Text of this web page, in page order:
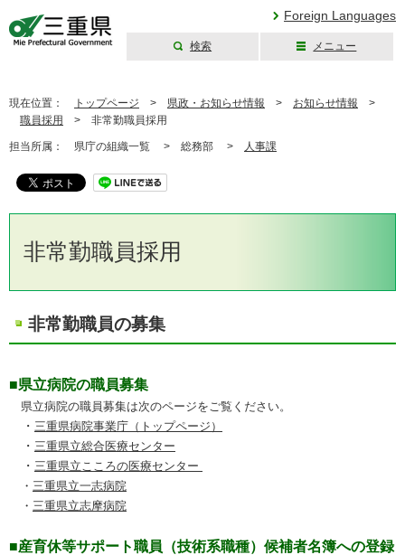
Foreign Languages
検索 メニュー
現在位置： トップページ > 県政・お知らせ情報 > お知らせ情報 >
職員採用
> 非常勤職員採用
担当所属： 県庁の組織一覧 > 総務部 > 人事課
非常勤職員採用
非常勤職員の募集
■県立病院の職員募集
県立病院の職員募集は次のページをご覧ください。
・ 三重県病院事業庁（トップページ）
・ 三重県立総合医療センター
・ 三重県立こころの医療センター
・ 三重県立一志病院
・ 三重県立志摩病院
■産育休等サポート職員（技術系職種）候補者名簿への登録